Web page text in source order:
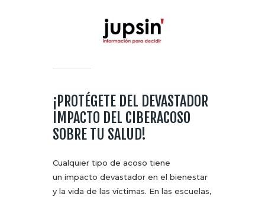
¡PROTÉGETE DEL DEVASTADOR
IMPACTO DEL CIBERACOSO
SOBRE TU SALUD!
Cualquier tipo de acoso tiene
un impacto devastador en el bienestar
y la vida de las víctimas. En las escuelas,